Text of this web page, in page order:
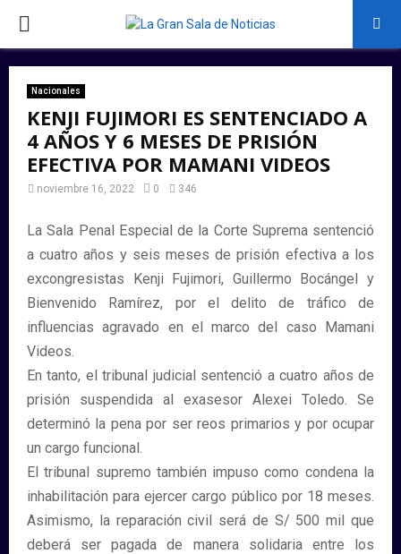
PRIMARY
MENU
Nacionales
KENJI FUJIMORI ES SENTENCIADO A
4 AÑOS Y 6 MESES DE PRISIÓN
EFECTIVA POR MAMANI VIDEOS
noviembre 16, 2022 0 346
La Sala Penal Especial de la Corte Suprema sentenció
a cuatro años y seis meses de prisión efectiva a los
excongresistas Kenji Fujimori, Guillermo Bocángel y
Bienvenido Ramírez, por el delito de tráfico de
influencias agravado en el marco del caso Mamani
Videos.
En tanto, el tribunal judicial sentenció a cuatro años de
prisión suspendida al exasesor Alexei Toledo. Se
determinó la pena por ser reos primarios y por ocupar
un cargo funcional.
El tribunal supremo también impuso como condena la
inhabilitación para ejercer cargo público por 18 meses.
Asimismo, la reparación civil será de S/ 500 mil que
deberá ser pagada de manera solidaria entre los